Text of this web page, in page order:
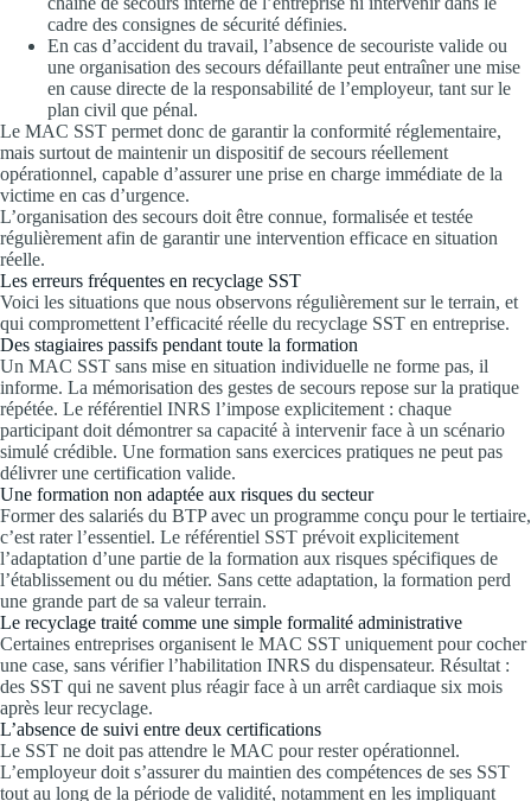
cadre des consignes de sécurité définies.
En cas d’accident du travail, l’absence de secouriste valide ou
une organisation des secours défaillante peut entraîner une mise
en cause directe de la responsabilité de l’employeur, tant sur le
plan civil que pénal.
Le MAC SST permet donc de garantir la conformité réglementaire,
mais surtout de maintenir un dispositif de secours réellement
opérationnel, capable d’assurer une prise en charge immédiate de la
victime en cas d’urgence.
L’organisation des secours doit être connue, formalisée et testée
régulièrement afin de garantir une intervention efficace en situation
réelle.
Les erreurs fréquentes en recyclage SST
Voici les situations que nous observons régulièrement sur le terrain, et
qui compromettent l’efficacité réelle du recyclage SST en entreprise.
Des stagiaires passifs pendant toute la formation
Un MAC SST sans mise en situation individuelle ne forme pas, il
informe. La mémorisation des gestes de secours repose sur la pratique
répétée. Le référentiel INRS l’impose explicitement : chaque
participant doit démontrer sa capacité à intervenir face à un scénario
simulé crédible. Une formation sans exercices pratiques ne peut pas
délivrer une certification valide.
Une formation non adaptée aux risques du secteur
Former des salariés du BTP avec un programme conçu pour le tertiaire,
c’est rater l’essentiel. Le référentiel SST prévoit explicitement
l’adaptation d’une partie de la formation aux risques spécifiques de
l’établissement ou du métier. Sans cette adaptation, la formation perd
une grande part de sa valeur terrain.
Le recyclage traité comme une simple formalité administrative
Certaines entreprises organisent le MAC SST uniquement pour cocher
une case, sans vérifier l’habilitation INRS du dispensateur. Résultat :
des SST qui ne savent plus réagir face à un arrêt cardiaque six mois
après leur recyclage.
L’absence de suivi entre deux certifications
Le SST ne doit pas attendre le MAC pour rester opérationnel.
L’employeur doit s’assurer du maintien des compétences de ses SST
tout au long de la période de validité, notamment en les impliquant